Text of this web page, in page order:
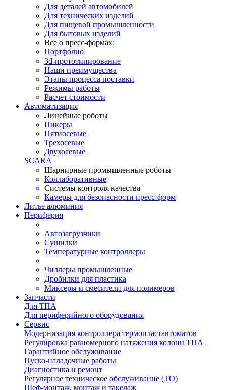
Для деталей автомобилей
Для технических изделий
Для пищевой промышленности
Для бытовых изделий
Все о пресс-формах:
Портфолио
3d-прототипирование
Наши преимущества
Этапы процесса поставки
Режимы работы
Расчет стоимости
Автоматизация
Линейные роботы
Пикеры
Пятиосевые
Трехосевые
Двухосевые
SCARA
Шарнирные промышленные роботы
Коллаборативные
Системы контроля качества
Камеры для безопасности пресс-форм
Литье алюминия
Периферия
Автозагрузчики
Сушилки
Температурные контроллеры
Чиллеры промышленные
Дробилки для пластика
Миксеры и смесители для полимеров
Запчасти
Для ТПА
Для периферийного оборудования
Сервис
Модернизация контроллера термопластавтоматов
Регулировка равномерного натяжения колонн ТПА
Гарантийное обслуживание
Пуско-наладочные работы
Диагностика и ремонт
Регулярное техническое обслуживание (ТО)
Шеф-монтаж, монтаж и такелаж